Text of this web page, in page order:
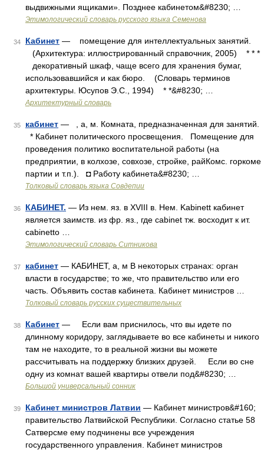
выдвижными ящиками». Позднее кабинетом&#8230; …
Этимологический словарь русского языка Семенова
34 Кабинет — помещение для интеллектуальных занятий.
(Архитектура: иллюстрированный справочник, 2005) * * *
декоративный шкаф, чаще всего для хранения бумаг,
использовавшийся и как бюро. (Словарь терминов
архитектуры. Юсупов Э.С., 1994) * *&#8230; …
Архитектурный словарь
35 кабинет — , а, м. Комната, предназначенная для занятий.
* Кабинет политического просвещения. Помещение для
проведения политико воспитательной работы (на
предприятии, в колхозе, совхозе, стройке, райКомc. горкоме
партии и т.п.). ◘ Работу кабинета&#8230; …
Толковый словарь языка Совдепии
36 КАБИНЕТ. — Из нем. яз. в XVIII в. Нем. Kabinett кабинет
является заимств. из фр. яз., где cabinet тж. восходит к ит.
cabinetto …
Этимологический словарь Ситникова
37 кабинет — КАБИНЕТ, а, м В некоторых странах: орган
власти в государстве; то же, что правительство или его
часть. Объявить состав кабинета. Кабинет министров …
Толковый словарь русских существительных
38 Кабинет — Если вам приснилось, что вы идете по
длинному коридору, заглядываете во все кабинеты и никого
там не находите, то в реальной жизни вы можете
рассчитывать на поддержку близких друзей. Если во сне
одну из комнат вашей квартиры отвели под&#8230; …
Большой универсальный сонник
39 Кабинет министров Латвии — Кабинет министров&#160;
правительство Латвийской Республики. Согласно статье 58
Сатверсме ему подчинены все учреждения
государственного управления. Кабинет министров